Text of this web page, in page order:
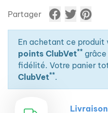
Partager
En achetant ce produit
points ClubVet**
fidélité. Votre panier
ClubVet**.